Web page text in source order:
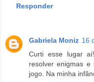
Responder
Gabriela Moniz 16
Curti esse lugar
resolver enigmas
jogo. Na minha